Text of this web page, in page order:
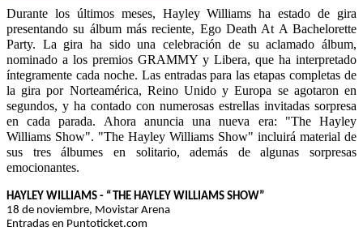
Durante los últimos meses, Hayley Williams ha estado de gira
presentando su álbum más reciente, Ego Death At A Bachelorette
Party. La gira ha sido una celebración de su aclamado álbum,
nominado a los premios GRAMMY y Libera, que ha interpretado
íntegramente cada noche. Las entradas para las etapas completas de
la gira por Norteamérica, Reino Unido y Europa se agotaron en
segundos, y ha contado con numerosas estrellas invitadas sorpresa
en cada parada. Ahora anuncia una nueva era: "The Hayley
Williams Show". "The Hayley Williams Show" incluirá material de
sus tres álbumes en solitario, además de algunas sorpresas
emocionantes.
HAYLEY WILLIAMS - “THE HAYLEY WILLIAMS SHOW”
18 de noviembre, Movistar Arena
Entradas en Puntoticket.com